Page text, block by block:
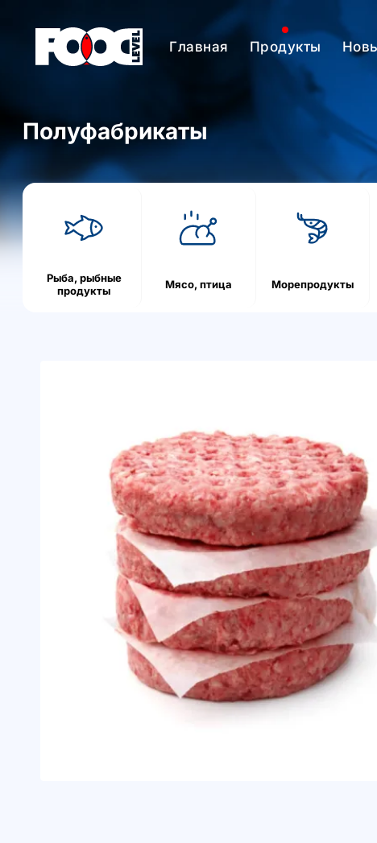
Главная Продукты
h
o
m
e
Полуфабрикаты
Рыба, рыбные
продукты
Мясо, птица Морепродукты